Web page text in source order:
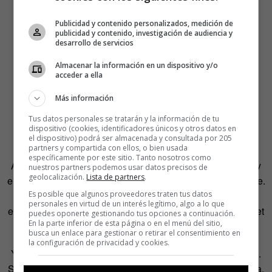
Apenas dos meses después de su puesta marcha, Lucía y
el resto del equipo se muestran satisfechos con el arranque.
“Estamos muy contentos con la acogida entre padres y
educadores. Percibimos una búsqueda continua en internet
por descubrir novedades y proyectos diferentes”.
Y eso que, como reconoce, el proyecto es un tanto atípico.
Sobre todo porque la radio, pese a ser, en opinión de Lucía,
Publicidad y contenido personalizados, medición de
publicidad y contenido, investigación de audiencia y
desarrollo de servicios
Almacenar la información en un dispositivo y/o
acceder a ella
Más información
Tus datos personales se tratarán y la información de tu
dispositivo (cookies, identificadores únicos y otros datos en
el dispositivo) podrá ser almacenada y consultada por 205
partners y compartida con ellos, o bien usada
específicamente por este sitio. Tanto nosotros como
nuestros partners podemos usar datos precisos de
geolocalización. Lista de partners.
Es posible que algunos proveedores traten tus datos
personales en virtud de un interés legítimo, algo a lo que
puedes oponerte gestionando tus opciones a continuación.
En la parte inferior de esta página o en el menú del sitio,
busca un enlace para gestionar o retirar el consentimiento en
la configuración de privacidad y cookies.